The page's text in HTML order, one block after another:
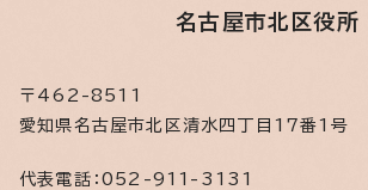
名古屋市北区役所
〒462-8511
愛知県名古屋市北区清水四丁目17番1号
代表電話： 052-911-3131